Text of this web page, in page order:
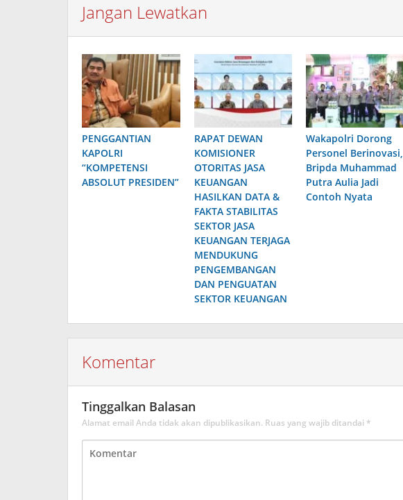
Jangan Lewatkan
PENGGANTIAN
KAPOLRI
“KOMPETENSI
ABSOLUT PRESIDEN”
RAPAT DEWAN
KOMISIONER
OTORITAS JASA
KEUANGAN
HASILKAN DATA &
FAKTA STABILITAS
SEKTOR JASA
KEUANGAN TERJAGA
MENDUKUNG
PENGEMBANGAN
DAN PENGUATAN
SEKTOR KEUANGAN
Wakapolri Dorong
Personel Berinovasi,
Bripda Muhammad
Putra Aulia Jadi
Contoh Nyata
Komentar
Tinggalkan Balasan
Alamat email Anda tidak akan dipublikasikan. Ruas yang wajib ditandai *